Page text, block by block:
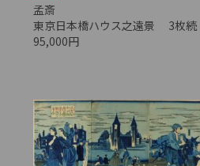
孟斎
東京日本橋ハウス之遠景 3枚続
95,000円